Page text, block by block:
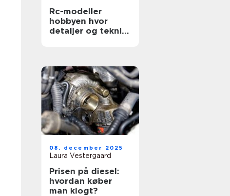
Rc-modeller
hobbyen hvor
detaljer og teknik
08. december 2025
Laura Vestergaard
Prisen på diesel:
hvordan køber
man klogt?